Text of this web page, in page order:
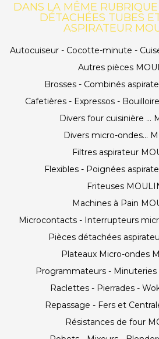
DANS LA MÊME
DÉTACHÉES TUBES
ASPIRATEUR
Autocuiseur - Cocotte-minute -
Autres pièces
Brosses - Combinés
Cafetières - Expressos -
Divers four cuisinière ...
Divers micro-ondes...
Filtres aspirateur
Flexibles - Poignées
Friteuses
Machines à Pain
Microcontacts - Interrupteurs
Pièces détachées
Plateaux Micro-ondes
Programmateurs -
Raclettes - Pierrades -
Repassage - Fers et
Résistances de four